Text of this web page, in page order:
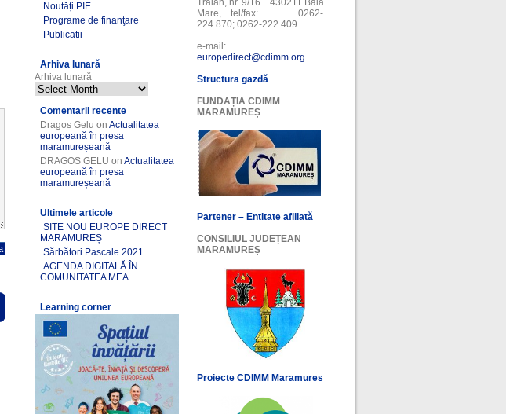
Noutăți PIE
Programe de finanţare
Publicatii
Arhiva lunară
Arhiva lunară
Comentarii recente
Dragos Gelu onActualitatea
europeană în presa
maramureșeană
DRAGOS GELU onActualitatea
europeană în presa
maramureșeană
Ultimele articole
SITE NOU EUROPE DIRECT
MARAMUREȘ
Sărbători Pascale 2021
AGENDA DIGITALĂ ÎN
COMUNITATEA MEA
Learning corner
Traian, nr. 9/16 430211 Baia
Mare, tel/fax: 0262-
224.870; 0262-222.409
e-mail:
europedirect@cdimm.org
Structura gazdă
FUNDAȚIA CDIMM
MARAMUREȘ
Partener – Entitate afiliată
CONSILIUL JUDEȚEAN
MARAMUREȘ
Proiecte CDIMM Maramures